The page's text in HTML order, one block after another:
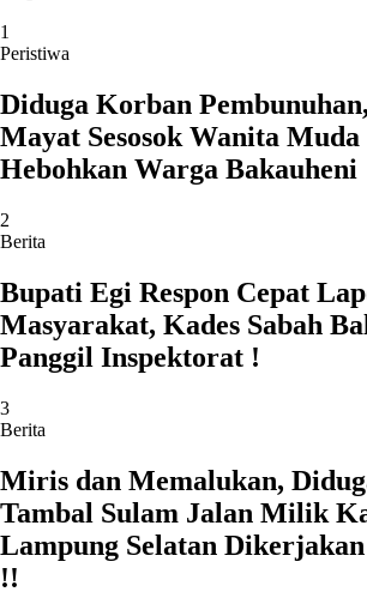
1
Peristiwa
Diduga Korban
Mayat Sesosok Wanita
Hebohkan Warga Bakauheni
2
Berita
Bupati Egi Respon Cepat
Masyarakat, Kades Sabah
Panggil Inspektorat !
3
Berita
Miris dan Memalukan,
Tambal Sulam Jalan Milik
Lampung Selatan
!!